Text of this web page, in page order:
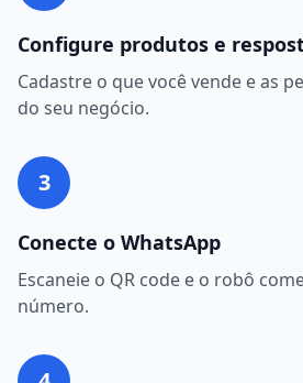
Configure produtos e
Cadastre o que você vende e as
do seu negócio.
3
Conecte o WhatsApp
Escaneie o QR code e o robô
número.